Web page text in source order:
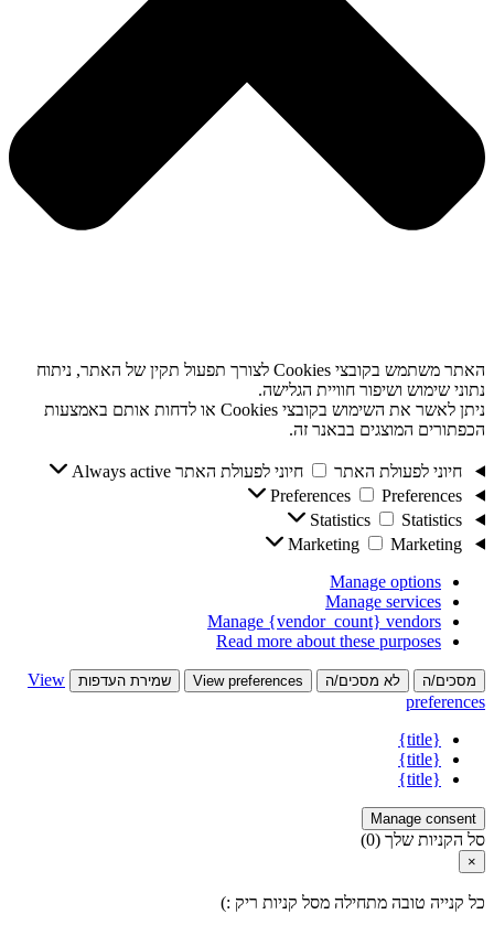
האתר משתמש בקובצי Cookies לצורך תפעול תקין של האתר, ניתוח
נתוני שימוש ושיפור חוויית הגלישה.
ניתן לאשר את השימוש בקובצי Cookies או לדחות אותם באמצעות
הכפתורים המוצגים בבאנר זה.
חיוני לפעולת האתר חיוני לפעולת האתר Always active
Preferences
Preferences
Statistics
Statistics
Marketing
Marketing
Manage options
Manage services
Manage {vendor_count} vendors
Read more about these purposes
מסכים/ה לא מסכים/ה View preferences שמירת העדפות
View
preferences
{title}
{title}
{title}
Manage consent
סל הקניות שלך (0)
×
כל קנייה טובה מתחילה מסל קניות ריק :)